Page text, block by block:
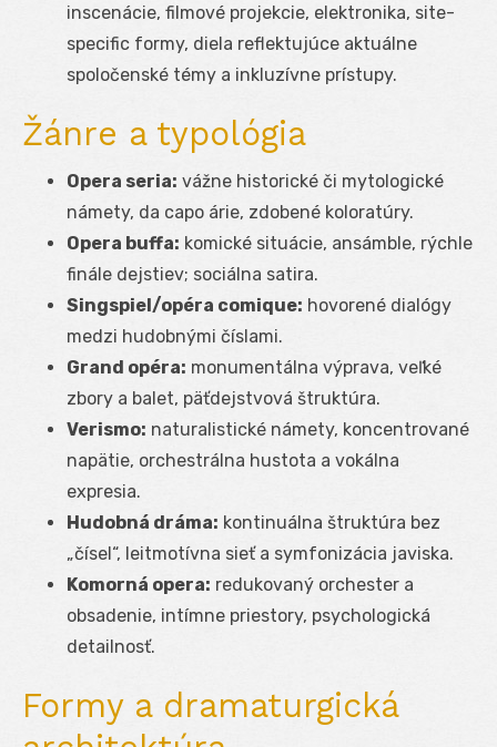
inscenácie, filmové projekcie, elektronika, site-
specific formy, diela reflektujúce aktuálne
spoločenské témy a inkluzívne prístupy.
Žánre a typológia
Opera seria: vážne historické či mytologické
námety, da capo árie, zdobené koloratúry.
Opera buffa: komické situácie, ansámble, rýchle
finále dejstiev; sociálna satira.
Singspiel/opéra comique: hovorené dialógy
medzi hudobnými číslami.
Grand opéra: monumentálna výprava, veľké
zbory a balet, päťdejstvová štruktúra.
Verismo: naturalistické námety, koncentrované
napätie, orchestrálna hustota a vokálna
expresia.
Hudobná dráma: kontinuálna štruktúra bez
„čísel“, leitmotívna sieť a symfonizácia javiska.
Komorná opera: redukovaný orchester a
obsadenie, intímne priestory, psychologická
detailnosť.
Formy a dramaturgická